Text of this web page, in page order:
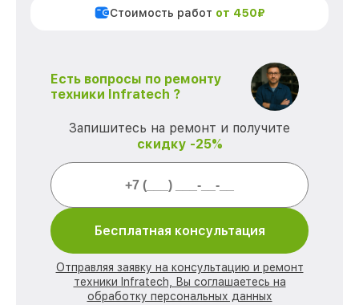
Стоимость работ от 450₽
Есть вопросы по ремонту
техники Infratech ?
Запишитесь на ремонт и получите
скидку -25%
Бесплатная консультация
Отправляя заявку на консультацию и ремонт
техники Infratech, Вы соглашаетесь на
обработку персональных данных